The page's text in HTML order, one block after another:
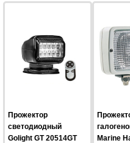
Прожектор
светодиодный
Golight GT 20514GT
Marine